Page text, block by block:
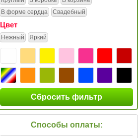
В форме сердца
Свадебный
Цвет
Нежный Яркий
Сбросить фильтр
Способы оплаты: